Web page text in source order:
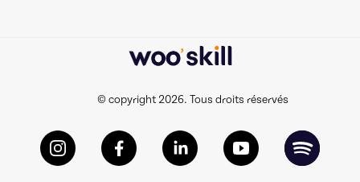
© copyright 2026. Tous droits réservés